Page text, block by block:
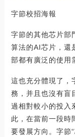
字節校招海報
字節的其他芯片部
算法的AI芯片，還
部都有廣泛的使用
這也充分體現了，
務，并且也沒有盲
過相對較小的投入
此，在當前一段時
要發展方向。字節“